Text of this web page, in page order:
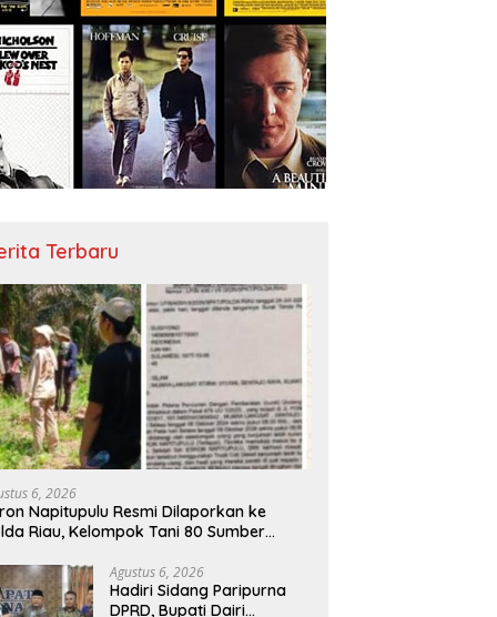
Terbaru
6, 2026
Napitupulu Resmi Dilaporkan ke
Riau, Kelompok Tani 80 Sumber
Agustus 6, 2026
Hadiri Sidang Paripurna
DPRD, Bupati Dairi